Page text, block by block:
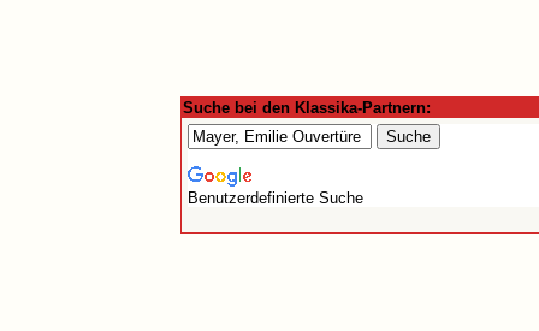
Suche bei den Klassika-Partnern:
Benutzerdefinierte Suche